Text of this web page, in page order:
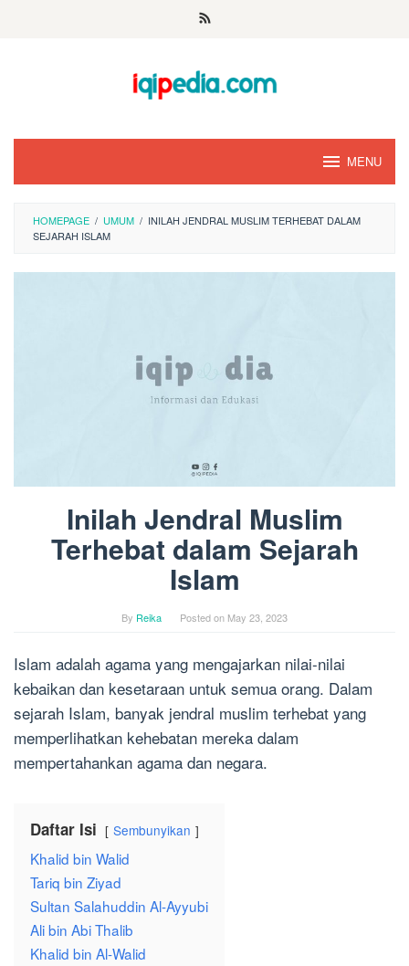
MENU
HOMEPAGE / UMUM / INILAH JENDRAL MUSLIM TERHEBAT DALAM
SEJARAH ISLAM
Inilah Jendral Muslim
Terhebat dalam Sejarah
Islam
By Reika Posted on May 23, 2023
Islam adalah agama yang mengajarkan nilai-nilai
kebaikan dan kesetaraan untuk semua orang. Dalam
sejarah Islam, banyak jendral muslim terhebat yang
memperlihatkan kehebatan mereka dalam
mempertahankan agama dan negara.
Daftar Isi Sembunyikan
Khalid bin Walid
Tariq bin Ziyad
Sultan Salahuddin Al-Ayyubi
Ali bin Abi Thalib
Khalid bin Al-Walid